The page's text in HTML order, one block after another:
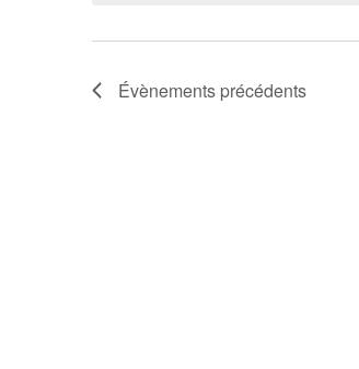
Évènements précédents